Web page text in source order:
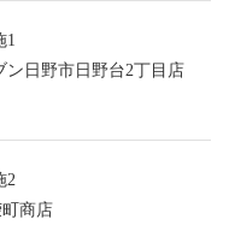
1
ン日野市日野台2丁目店
2
町商店